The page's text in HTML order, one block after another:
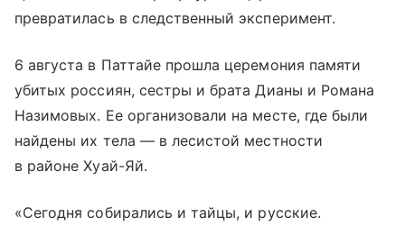
превратилась в следственный эксперимент.
6 августа в Паттайе прошла церемония памяти
убитых россиян, сестры и брата Дианы и Романа
Назимовых. Ее организовали на месте, где были
найдены их тела — в лесистой местности
в районе Хуай-Яй.
«Сегодня собирались и тайцы, и русские.